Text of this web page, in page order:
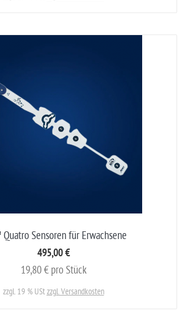
Sensoren für Erwachsene
495,00 €
19,80 € pro Stück
zzgl. 19 % UStzzgl. Versandkosten